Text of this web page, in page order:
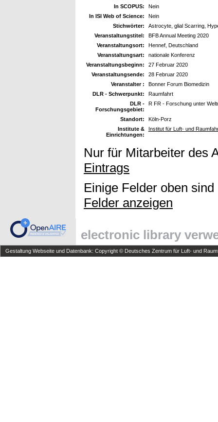
In SCOPUS:
Nein
In ISI Web of Science:
Nein
Stichwörter:
Astrocyte, glial Scarring,
Veranstaltungstitel:
BFB Annual Meeting 2020
Veranstaltungsort:
Hennef, Deutschland
Veranstaltungsart:
nationale Konferenz
Veranstaltungsbeginn:
27 Februar 2020
Veranstaltungsende:
28 Februar 2020
Veranstalter :
Bonner Forum Biomedizin
DLR - Schwerpunkt:
Raumfahrt
DLR -
Forschungsgebiet:
R FR - Forschung unter
Standort:
Köln-Porz
Institute &
Einrichtungen:
Institut für Luft- und
Nur für Mitarbeiter des
Eintrags
Einige Felder oben
Felder anzeigen
electronic library
Gestaltung Webseite und Datenbank: Copyright © Deutsches Zentrum für Luft- und